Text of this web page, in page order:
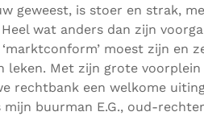
geweest, is stoer en strak,
wat anders dan zijn
moest zijn en
leken. Met zijn grote voorplein
rechtbank een welkome
buurman E.G., oud-